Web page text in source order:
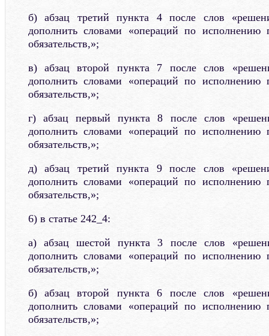
б) абзац третий пункта 4 после слов
дополнить словами «операций по исполнению
обязательств,»;
в) абзац второй пункта 7 после слов
дополнить словами «операций по исполнению
обязательств,»;
г) абзац первый пункта 8 после слов
дополнить словами «операций по исполнению
обязательств,»;
д) абзац третий пункта 9 после слов
дополнить словами «операций по исполнению
обязательств,»;
6) в статье 242_4:
а) абзац шестой пункта 3 после слов
дополнить словами «операций по исполнению
обязательств,»;
б) абзац второй пункта 6 после слов
дополнить словами «операций по исполнению
обязательств,»;